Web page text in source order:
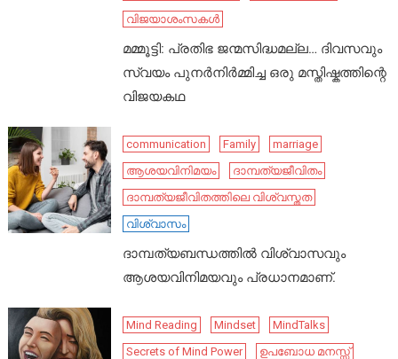
വിജയാശംസകൾ
മമ്മൂട്ടി: പ്രതിഭ ജന്മസിദ്ധമല്ല… ദിവസവും
സ്വയം പുനർനിർമ്മിച്ച ഒരു മസ്തിഷ്കത്തിന്റെ
വിജയകഥ
communication Family
marriage
ആശയവിനിമയം
ദാമ്പത്യജീവിതം
ദാമ്പത്യജീവിതത്തിലെ വിശ്വസ്തത
വിശ്വാസം
ദാമ്പത്യബന്ധത്തിൽ വിശ്വാസവും
ആശയവിനിമയവും പ്രധാനമാണ്.
Mind Reading Mindset
MindTalks
Secrets of Mind Power
ഉപബോധ മനസ്സ്